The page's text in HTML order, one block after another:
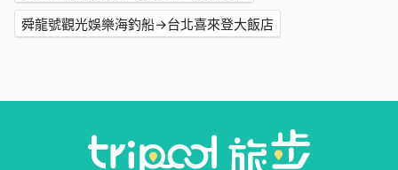
舜龍號觀光娛樂海釣船→台北喜來登大飯店